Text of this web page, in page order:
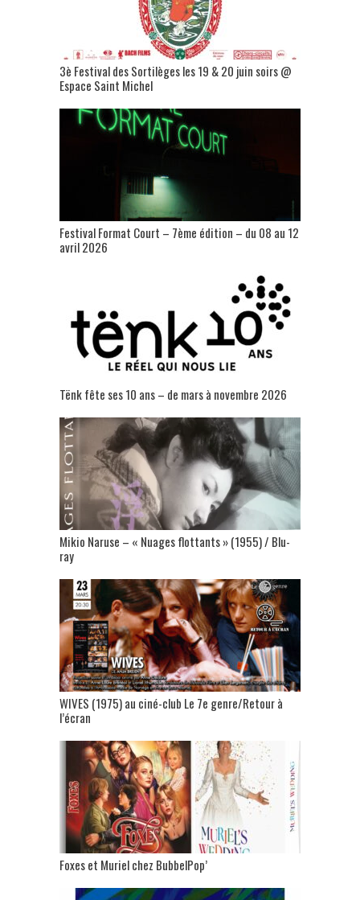
3è Festival des Sortilèges les 19 & 20 juin soirs @
Espace Saint Michel
Festival Format Court – 7ème édition – du 08 au 12
avril 2026
Tënk fête ses 10 ans – de mars à novembre 2026
Mikio Naruse – « Nuages flottants » (1955) / Blu-
ray
WIVES (1975) au ciné-club Le 7e genre/Retour à
l’écran
Foxes et Muriel chez BubbelPop’